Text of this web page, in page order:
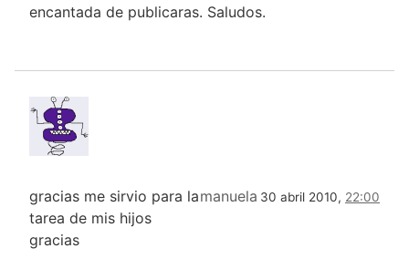
encantada de publicaras. Saludos.
manuela 30 abril 2010, 22:00
gracias me sirvio para la
tarea de mis hijos
gracias